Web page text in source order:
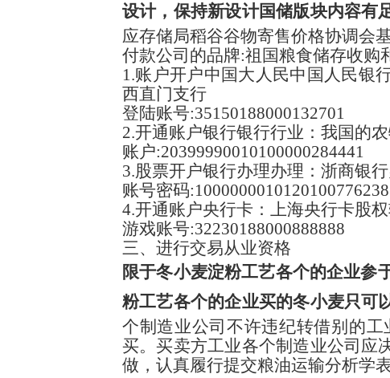
设计，保持新设计国储版块内容有
应存储局稻谷谷物寄售价格协调会
付款公司的品牌:祖国粮食储存收购
1.账户开户中国大人民中国人民银
西直门支行
登陆账号:35150188000132701
2.开通账户银行银行行业：我国的
账户:20399990010100000284441
3.股票开户银行办理办理：浙商银
账号密码:1000000010120100776238
4.开通账户央行卡：上海央行卡股
游戏账号:32230188000888888
三、进行交易从业资格
限于冬小麦淀粉工艺各个的企业参
粉工艺各个的企业买的冬小麦只可
个制造业公司不许违纪转借别的
买。买卖方工业各个制造业公司应
做，认真履行提交粮油运输分析学